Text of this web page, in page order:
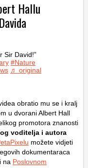
Hallu
Sir David!”
#Nature
♬ original
obratio mu se i kralj
u dvorani Albert Hall
promotora znanosti
voditelja i autora
možete vidjeti
dokumentaraca
na Poslovnom